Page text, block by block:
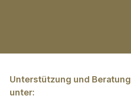
Unterstützung und Beratung
unter: